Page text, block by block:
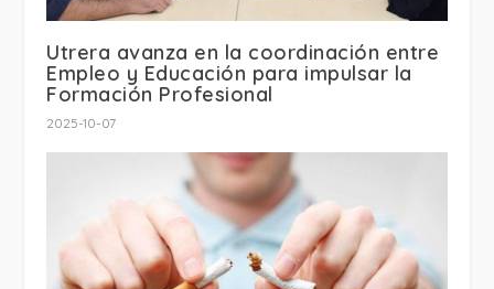
Utrera avanza en la coordinación entre
Empleo y Educación para impulsar la
Formación Profesional
2025-10-07